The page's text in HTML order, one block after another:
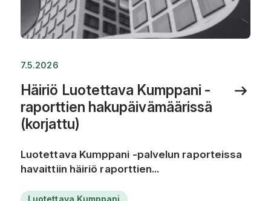
7.5.2026
Häiriö Luotettava Kumppani -
raporttien hakupäivämäärissä
(korjattu)
Luotettava Kumppani -palvelun raporteissa
havaittiin häiriö raporttien...
Luotettava Kumppani